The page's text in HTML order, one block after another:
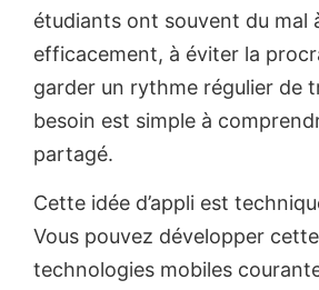
étudiants ont souvent du mal
efficacement, à éviter la
garder un rythme régulier de
besoin est simple à
partagé.
Cette idée d’appli est
Vous pouvez développer
technologies mobiles